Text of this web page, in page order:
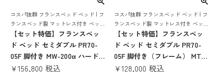
コスパ抜群 フランスベッド ベッド | フ
ランスベッド製 マットレス付き ベット
マットレス 付き マットレスセット 70
周年 脚付き スノコ すのこ すのこベッ
【セット特価】フランスベッ
ド ベッド セミダブル PR70-
05F 脚付き MW-200α ハード |
正規品 フランスベッド製 セミ
¥156,800 税込
コスパ抜群 フランスベッド ベッド | フ
ランスベッド製 マットレス付き ベット
マットレス 付き マットレスセット 70
周年 脚付き スノコ すのこ すのこベッ
【セット特価】フランスベッ
ド ベッド セミダブル PR70-
05F 脚付き（フレーム） MT-
030スリム（マットレス） | 正
¥128,000 税込